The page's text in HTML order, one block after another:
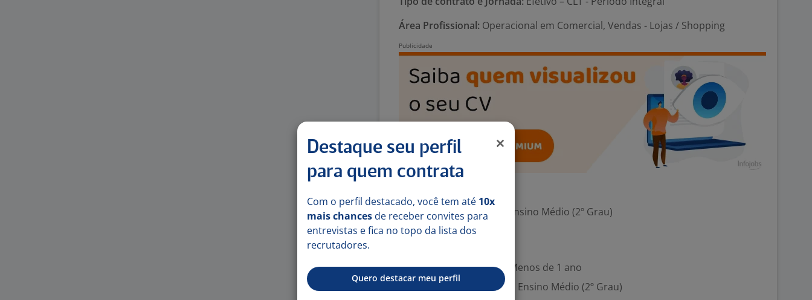
Área Profissional: Operacional em Comercial, Vendas - Lojas / Shopping
Escolaridade Mínima: Ensino Médio (2º Grau)
Experiência desejada: Menos de 1 ano
Ensino Médio (2º Grau); Ensino Médio (2º Grau)
Destaque seu perfil
para quem contrata
Com o perfil destacado, você tem até 10x
mais chances de receber convites para
entrevistas e fica no topo da lista dos
recrutadores.
Quero destacar meu perfil